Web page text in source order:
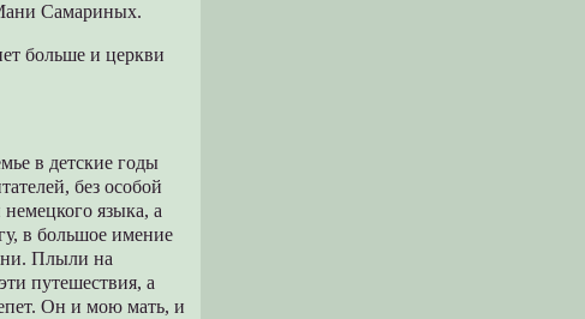
Самариных.
больше и церкви
в детские годы
без особой
языка, а
в большое имение
Плыли на
путешествия, а
Он и мою мать, и